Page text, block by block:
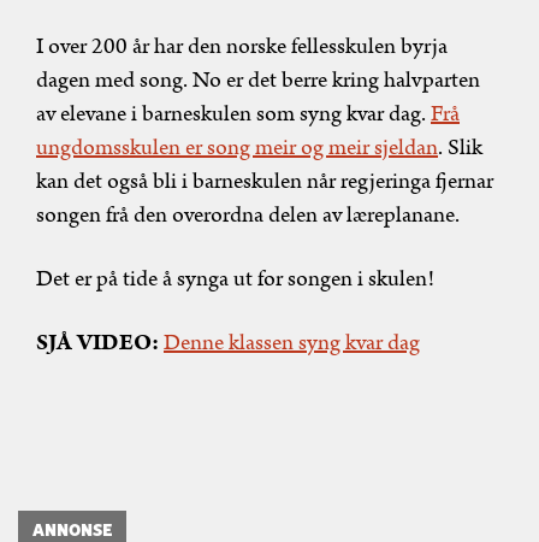
I over 200 år har den norske fellesskulen byrja
dagen med song. No er det berre kring halvparten
av elevane i barneskulen som syng kvar dag.Frå
ungdomsskulen er song meir og meir sjeldan. Slik
kan det også bli i barneskulen når regjeringa fjernar
songen frå den overordna delen av læreplanane.
Det er på tide å synga ut for songen i skulen!
SJÅ VIDEO:Denne klassen syng kvar dag
ANNONSE